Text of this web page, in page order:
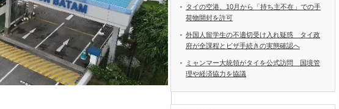
タイの空港、10月から「持ち主不在」での手
荷物開封を許可
外国人留学生の不適切受け入れ疑惑 タイ政
府が全課程とビザ手続きの実態確認へ
ミャンマー大統領がタイを公式訪問 国境管
理や経済協力を協議